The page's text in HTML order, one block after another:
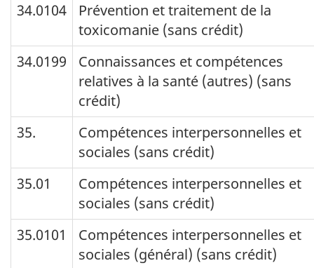
34.0104
Prévention et traitement de la
toxicomanie (sans crédit)
34.0199
Connaissances et compétences
relatives à la santé (autres) (sans
crédit)
35.
Compétences interpersonnelles et
sociales (sans crédit)
35.01
Compétences interpersonnelles et
sociales (sans crédit)
35.0101
Compétences interpersonnelles et
sociales (général) (sans crédit)